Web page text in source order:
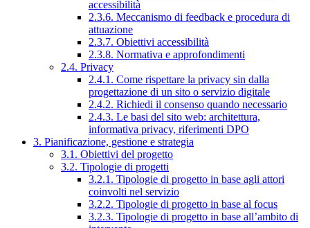
accessibilità
2.3.6. Meccanismo di feedback e procedura di
attuazione
2.3.7. Obiettivi accessibilità
2.3.8. Normativa e approfondimenti
2.4. Privacy
2.4.1. Come rispettare la privacy sin dalla
progettazione di un sito o servizio digitale
2.4.2. Richiedi il consenso quando necessario
2.4.3. Le basi del sito web: architettura,
informativa privacy, riferimenti DPO
3. Pianificazione, gestione e strategia
3.1. Obiettivi del progetto
3.2. Tipologie di progetti
3.2.1. Tipologie di progetto in base agli attori
coinvolti nel servizio
3.2.2. Tipologie di progetto in base al focus
3.2.3. Tipologie di progetto in base all’ambito di